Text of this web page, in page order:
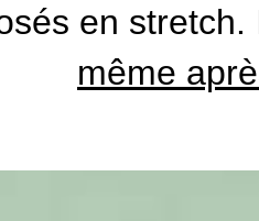
en
même